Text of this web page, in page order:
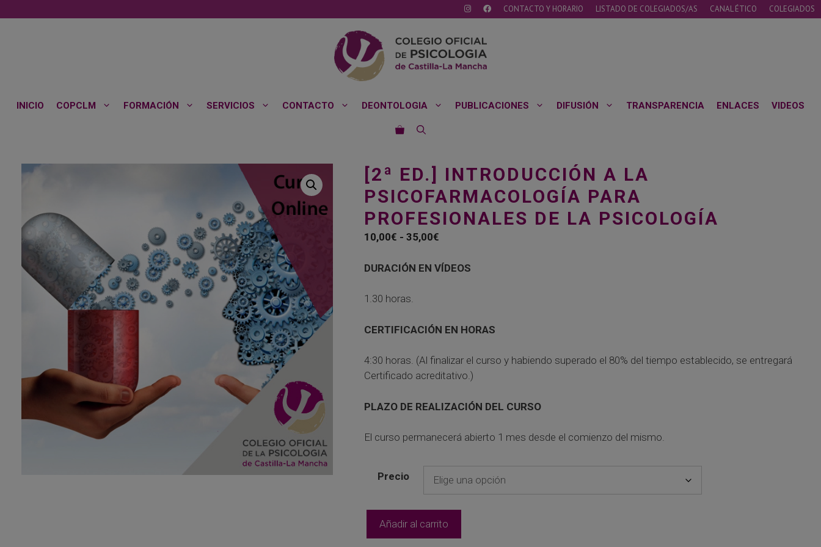
al
CONTACTO Y HORARIO LISTADO DE COLEGIADOS/AS CANAL ÉTICO COLEGIADOS
INICIO COPCLM FORMACIÓN SERVICIOS CONTACTO DEONTOLOGIA PUBLICACIONES DIFUSIÓN TRANSPARENCIA ENLACES VIDEOS
[2ª ED.] INTRODUCCIÓN A LA
PSICOFARMACOLOGÍA PARA
PROFESIONALES DE LA PSICOLOGÍA
10,00€ - 35,00€Rango
precios:
35,00€
DURACIÓN EN VÍDEOS
1.30 horas.
CERTIFICACIÓN EN HORAS
4:30 horas. (Al finalizar el curso y habiendo superado el 80% del tiempo establecido, se entregará
Certificado acreditativo.)
PLAZO DE REALIZACIÓN DEL CURSO
El curso permanecerá abierto 1 mes desde el comienzo del mismo.
Precio
Ed.]
Añadir al carrito